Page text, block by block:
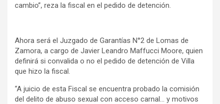
cambio”, reza la fiscal en el pedido de detención.
Ahora será el Juzgado de Garantías N°2 de Lomas de
Zamora, a cargo de Javier Leandro Maffucci Moore, quien
definirá si convalida o no el pedido de detención de Villa
que hizo la fiscal.
“A juicio de esta Fiscal se encuentra probado la comisión
del delito de abuso sexual con acceso carnal… y motivos